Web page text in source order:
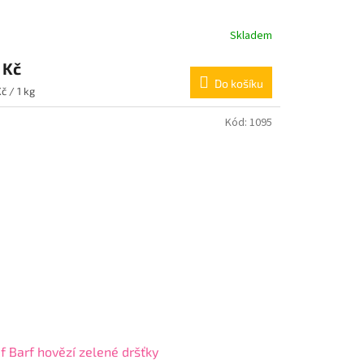
Skladem
/ 1 kg
Do košíku
Barf hovězí zelené dršťky
Kód: 1095